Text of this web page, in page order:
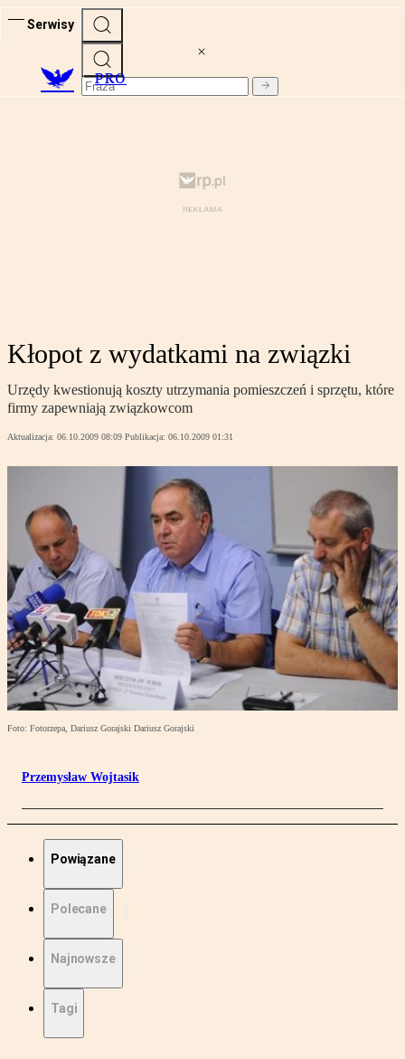
Serwisy
PRO
Kłopot z wydatkami na związki
Urzędy kwestionują koszty utrzymania pomieszczeń i sprzętu, które
firmy zapewniają związkowcom
Aktualizacja: 06.10.2009 08:09 Publikacja: 06.10.2009 01:31
Foto: Fotorzepa, Dariusz Gorajski Dariusz Gorajski
Przemysław Wojtasik
Powiązane
Polecane
Najnowsze
Tagi